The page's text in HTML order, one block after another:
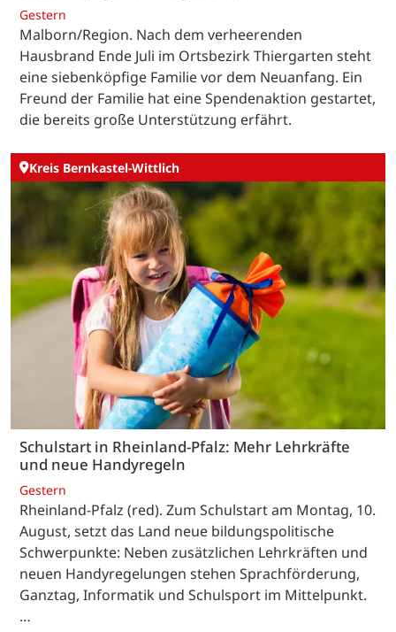
Gestern
Malborn/Region. Nach dem verheerenden
Hausbrand Ende Juli im Ortsbezirk Thiergarten steht
eine siebenköpfige Familie vor dem Neuanfang. Ein
Freund der Familie hat eine Spendenaktion gestartet,
die bereits große Unterstützung erfährt.
Kreis Bernkastel-Wittlich
Schulstart in Rheinland-Pfalz: Mehr Lehrkräfte
und neue Handyregeln
Gestern
Rheinland-Pfalz (red). Zum Schulstart am Montag, 10.
August, setzt das Land neue bildungspolitische
Schwerpunkte: Neben zusätzlichen Lehrkräften und
neuen Handyregelungen stehen Sprachförderung,
Ganztag, Informatik und Schulsport im Mittelpunkt.
…